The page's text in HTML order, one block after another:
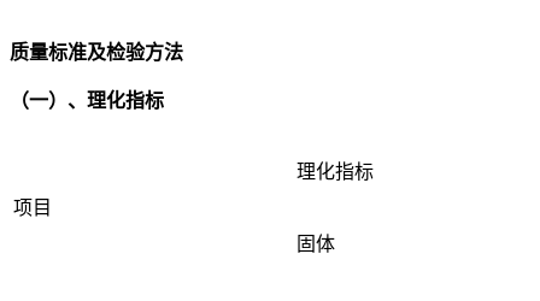
质量标准及检验方法
（一）、理化指标
项目
理化指标
固体